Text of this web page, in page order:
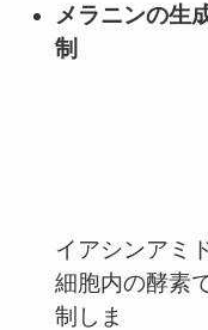
メラニンの生
制
イアシンアミ
細胞内の酵素
制しま